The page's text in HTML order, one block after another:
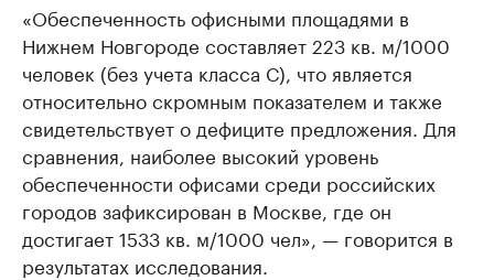
«Обеспеченность офисными площадями в
Нижнем Новгороде составляет 223 кв. м/1000
человек (без учета класса С), что является
относительно скромным показателем и также
свидетельствует о дефиците предложения. Для
сравнения, наиболее высокий уровень
обеспеченности офисами среди российских
городов зафиксирован в Москве, где он
достигает 1533 кв. м/1000 чел», — говорится в
результатах исследования.